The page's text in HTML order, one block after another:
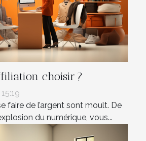
choisir ?
faire de l’argent sont moult. De
du numérique, vous...